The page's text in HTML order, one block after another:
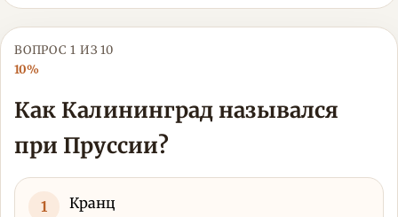
ВОПРОС 1 ИЗ 10
10%
Как Калининград назывался
при Пруссии?
1 Кранц